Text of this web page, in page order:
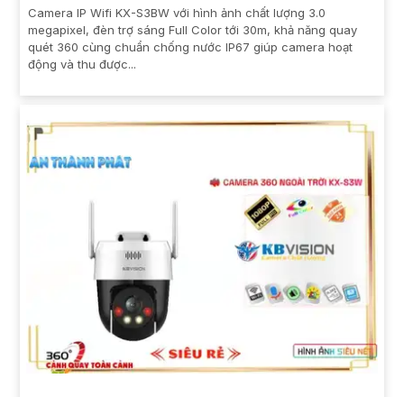
Camera IP Wifi KX-S3BW với hình ảnh chất lượng 3.0
megapixel, đèn trợ sáng Full Color tới 30m, khả năng quay
quét 360 cùng chuẩn chống nước IP67 giúp camera hoạt
động và thu được...